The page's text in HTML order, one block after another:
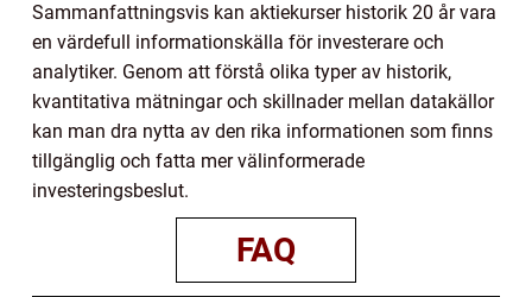
Sammanfattningsvis kan aktiekurser historik 20 år vara
en värdefull informationskälla för investerare och
analytiker. Genom att förstå olika typer av historik,
kvantitativa mätningar och skillnader mellan datakällor
kan man dra nytta av den rika informationen som finns
tillgänglig och fatta mer välinformerade
investeringsbeslut.
FAQ